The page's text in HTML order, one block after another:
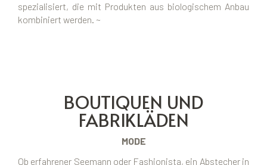
spezialisiert, die mit Produkten aus biologischem Anbau
kombiniert werden. ~
BOUTIQUEN UND
FABRIKLÄDEN
MODE
Ob erfahrener Seemann oder Fashionista, ein Abstecher in